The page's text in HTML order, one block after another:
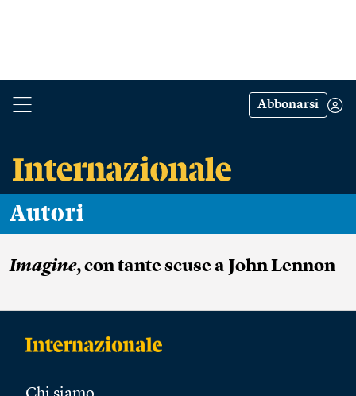
Abbonarsi
Autori
Imagine, con tante scuse a John Lennon